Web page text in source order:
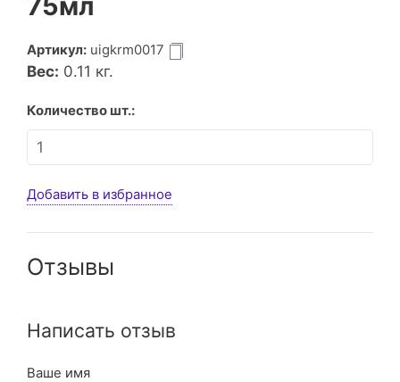
Артикул: uigkrm0017
Вес: 0.11 кг.
Количество шт.:
Добавить в избранное
Отзывы
Написать отзыв
Ваше имя